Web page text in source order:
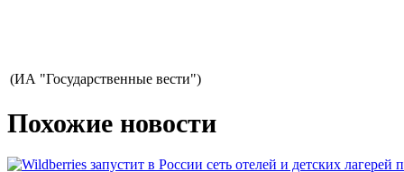
(ИА "Государственные вести")
Похожие новости